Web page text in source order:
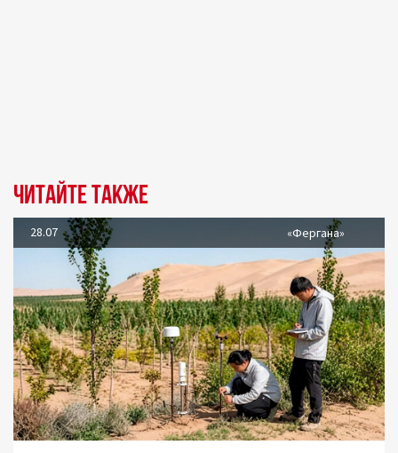
Читайте также
28.07 «Фергана»